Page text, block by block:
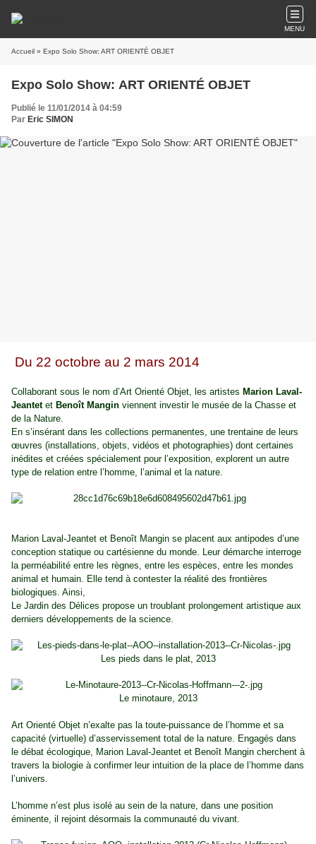
MENU
Accueil » Expo Solo Show: ART ORIENTÉ OBJET
Expo Solo Show: ART ORIENTÉ OBJET
Publié le 11/01/2014 à 04:59
Par Eric SIMON
Du 22 octobre au 2 mars 2014
Collaborant sous le nom d’Art Orienté Objet, les artistes Marion Laval-
Jeantetet Benoît Mangin viennent investir le musée de la Chasse et
de la Nature.
En s’insérant dans les collections permanentes, une trentaine de leurs
œuvres (installations, objets, vidéos et photographies) dont certaines
inédites et créées spécialement pour l’exposition, explorent un autre
type de relation entre l’homme, l’animal et la nature.
Marion Laval-Jeantet et Benoît Mangin se placent aux antipodes d’une
conception statique ou cartésienne du monde. Leur démarche interroge
la perméabilité entre les règnes, entre les espèces, entre les mondes
animal et humain. Elle tend à contester la réalité des frontières
biologiques. Ainsi,
Le Jardin des Délices propose un troublant prolongement artistique aux
derniers développements de la science.
Les pieds dans le plat, 2013
Le minotaure, 2013
Art Orienté Objet n’exalte pas la toute-puissance de l’homme et sa
capacité (virtuelle) d’asservissement total de la nature. Engagés dans
le débat écologique, Marion Laval-Jeantet et Benoît Mangin cherchent à
travers la biologie à confirmer leur intuition de la place de l’homme dans
l’univers.
L’homme n’est plus isolé au sein de la nature, dans une position
éminente, il rejoint désormais la communauté du vivant.